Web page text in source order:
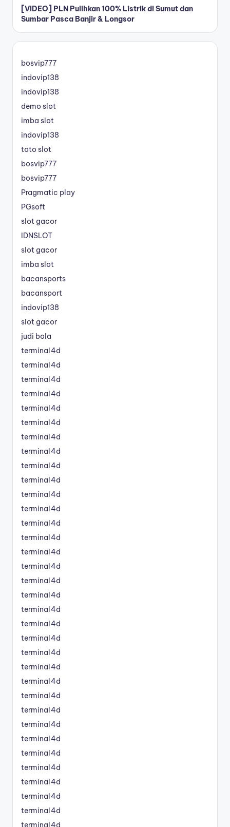
[VIDEO] PLN Pulihkan 100% Listrik di Sumut dan
Sumbar Pasca Banjir & Longsor
bosvip777
indovip138
indovip138
demo slot
imba slot
indovip138
toto slot
bosvip777
bosvip777
Pragmatic play
PGsoft
slot gacor
IDNSLOT
slot gacor
imba slot
bacansports
bacansport
indovip138
slot gacor
judi bola
terminal4d
terminal4d
terminal4d
terminal4d
terminal4d
terminal4d
terminal4d
terminal4d
terminal4d
terminal4d
terminal4d
terminal4d
terminal4d
terminal4d
terminal4d
terminal4d
terminal4d
terminal4d
terminal4d
terminal4d
terminal4d
terminal4d
terminal4d
terminal4d
terminal4d
terminal4d
terminal4d
terminal4d
terminal4d
terminal4d
terminal4d
terminal4d
terminal4d
terminal4d